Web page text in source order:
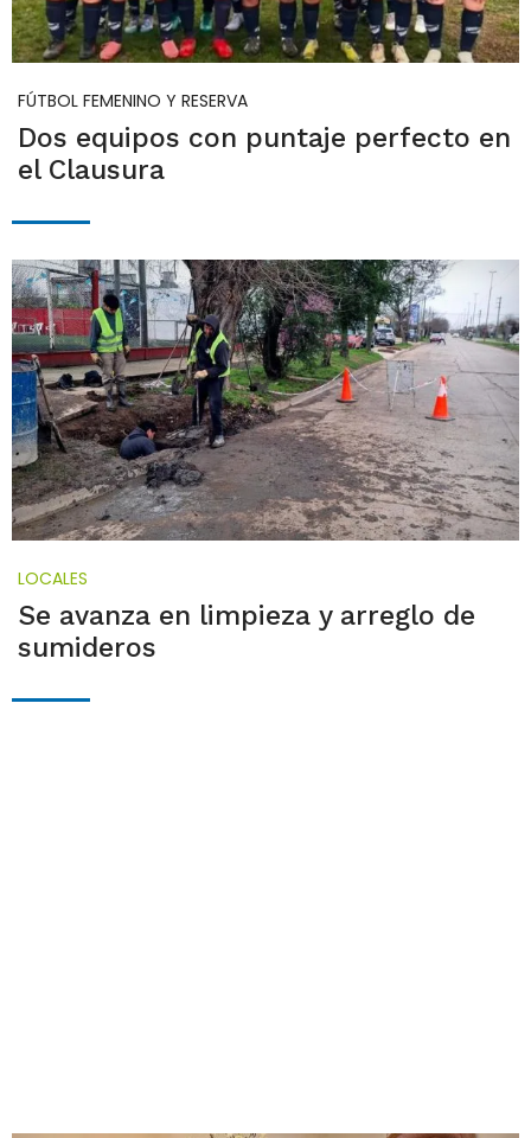
FÚTBOL FEMENINO Y RESERVA
Dos equipos con puntaje perfecto en
el Clausura
LOCALES
Se avanza en limpieza y arreglo de
sumideros